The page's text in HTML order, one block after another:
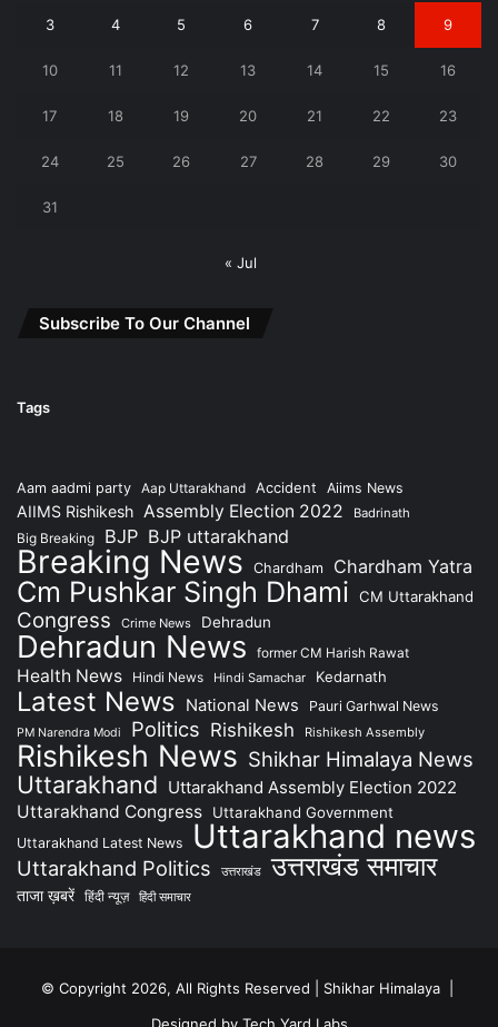
3 4 5 6 7 8 9
10 11 12 13 14 15 16
17 18 19 20 21 22 23
24 25 26 27 28 29 30
31
« Jul
Subscribe To Our Channel
Tags
Aam aadmi party Aap Uttarakhand Accident Aiims News
AIIMS Rishikesh Assembly Election 2022 Badrinath
Big Breaking BJP BJP uttarakhand
Breaking News Chardham Chardham Yatra
Cm Pushkar Singh Dhami CM Uttarakhand
Congress Crime News Dehradun
Dehradun News former CM Harish Rawat
Health News Hindi News Hindi Samachar Kedarnath
Latest News National News Pauri Garhwal News
PM Narendra Modi Politics Rishikesh Rishikesh Assembly
Rishikesh News Shikhar Himalaya News
Uttarakhand Uttarakhand Assembly Election 2022
Uttarakhand Congress
Uttarakhand Government
Uttarakhand Latest News Uttarakhand news
Uttarakhand Politics उत्तराखंड उत्तराखंड समाचार
ताजा ख़बरें हिंदी न्यूज़ हिंदी समाचार
© Copyright 2026, All Rights Reserved | Shikhar Himalaya |